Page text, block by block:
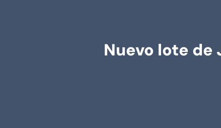
Nuevo lote de